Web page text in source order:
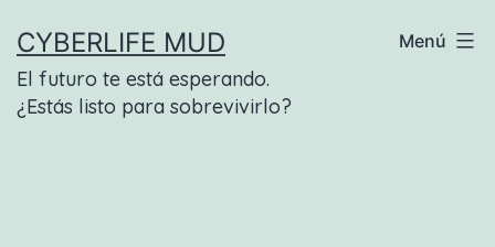
contenido
CYBERLIFE MUD
El futuro te está esperando.
¿Estás listo para sobrevivirlo?
Menú